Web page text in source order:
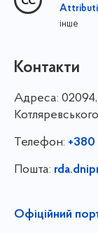
інше
Контакти
Адреса: 02094,
Телефон:
Пошта:
Офіційний